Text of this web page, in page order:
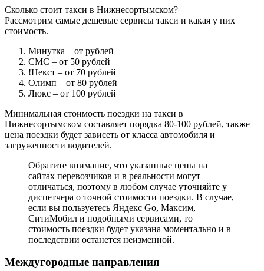
Сколько стоит такси в Нижнесортымском?
Рассмотрим самые дешевые сервисы такси и какая у них
стоимость.
Минутка – от рублей
СМС – от 50 рублей
!Некст – от 70 рублей
Олимп – от 80 рублей
Люкс – от 100 рублей
Минимальная стоимость поездки на такси в
Нижнесортымском составляет порядка 80-100 рублей, также
цена поездки будет зависеть от класса автомобиля и
загруженности водителей.
Обратите внимание, что указанные цены на
сайтах перевозчиков и в реальности могут
отличаться, поэтому в любом случае уточняйте у
диспетчера о точной стоимости поездки. В случае,
если вы пользуетесь Яндекс Go, Максим,
СитиМобил и подобными сервисами, то
стоимость поездки будет указана моментально и в
последствии останется неизменной.
Междугородные направления